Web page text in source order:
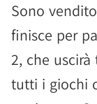
Sono
finisce per
2, che
tutti i giochi